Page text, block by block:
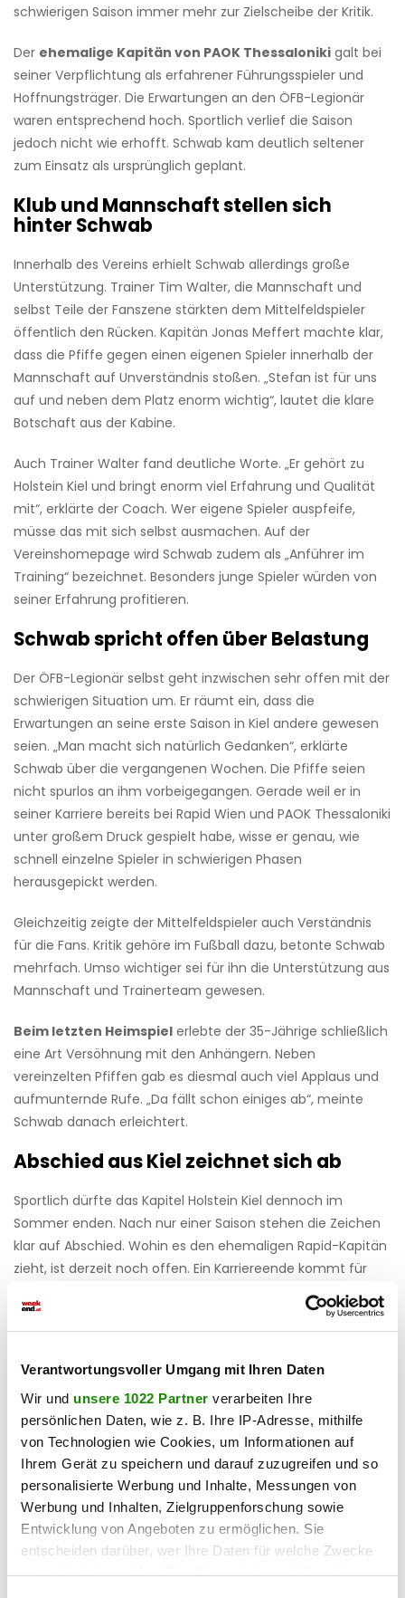
Verantwortungsvoller Umgang mit Ihren Daten
Wir und unsere 1022 Partner verarbeiten Ihre
persönlichen Daten, wie z. B. Ihre IP-Adresse, mithilfe
von Technologien wie Cookies, um Informationen auf
Ihrem Gerät zu speichern und darauf zuzugreifen und so
personalisierte Werbung und Inhalte, Messungen von
Werbung und Inhalten, Zielgruppenforschung sowie
Entwicklung von Angeboten zu ermöglichen. Sie
entscheiden darüber, wer Ihre Daten für welche Zwecke
nutzt. Sie können Ihre Einwilligung jederzeit über die
schwierigen Saison immer mehr zur Zielscheibe der Kritik.
Der ehemalige Kapitän von PAOK Thessaloniki galt bei
seiner Verpflichtung als erfahrener Führungsspieler und
Hoffnungsträger. Die Erwartungen an den ÖFB-Legionär
waren entsprechend hoch. Sportlich verlief die Saison
jedoch nicht wie erhofft. Schwab kam deutlich seltener
zum Einsatz als ursprünglich geplant.
Klub und Mannschaft stellen sich
hinter Schwab
Innerhalb des Vereins erhielt Schwab allerdings große
Unterstützung. Trainer Tim Walter, die Mannschaft und
selbst Teile der Fanszene stärkten dem Mittelfeldspieler
öffentlich den Rücken. Kapitän Jonas Meffert machte klar,
dass die Pfiffe gegen einen eigenen Spieler innerhalb der
Mannschaft auf Unverständnis stoßen. „Stefan ist für uns
auf und neben dem Platz enorm wichtig“, lautet die klare
Botschaft aus der Kabine.
Auch Trainer Walter fand deutliche Worte. „Er gehört zu
Holstein Kiel und bringt enorm viel Erfahrung und Qualität
mit“, erklärte der Coach. Wer eigene Spieler auspfeife,
müsse das mit sich selbst ausmachen. Auf der
Vereinshomepage wird Schwab zudem als „Anführer im
Training“ bezeichnet. Besonders junge Spieler würden von
seiner Erfahrung profitieren.
Schwab spricht offen über Belastung
Der ÖFB-Legionär selbst geht inzwischen sehr offen mit der
schwierigen Situation um. Er räumt ein, dass die
Erwartungen an seine erste Saison in Kiel andere gewesen
seien. „Man macht sich natürlich Gedanken“, erklärte
Schwab über die vergangenen Wochen. Die Pfiffe seien
nicht spurlos an ihm vorbeigegangen. Gerade weil er in
seiner Karriere bereits bei Rapid Wien und PAOK Thessaloniki
unter großem Druck gespielt habe, wisse er genau, wie
schnell einzelne Spieler in schwierigen Phasen
herausgepickt werden.
Gleichzeitig zeigte der Mittelfeldspieler auch Verständnis
für die Fans. Kritik gehöre im Fußball dazu, betonte Schwab
mehrfach. Umso wichtiger sei für ihn die Unterstützung aus
Mannschaft und Trainerteam gewesen.
Beim letzten Heimspiel erlebte der 35-Jährige schließlich
eine Art Versöhnung mit den Anhängern. Neben
vereinzelten Pfiffen gab es diesmal auch viel Applaus und
aufmunternde Rufe. „Da fällt schon einiges ab“, meinte
Schwab danach erleichtert.
Abschied aus Kiel zeichnet sich ab
Sportlich dürfte das Kapitel Holstein Kiel dennoch im
Sommer enden. Nach nur einer Saison stehen die Zeichen
klar auf Abschied. Wohin es den ehemaligen Rapid-Kapitän
zieht, ist derzeit noch offen. Ein Karriereende kommt für
Schwab aber nicht infrage. Der Mittelfeldspieler fühlt sich
weiterhin fit und glaubt, noch mehreren Vereinen helfen zu
können.
Feedback zu diesem Artikel.
teilen